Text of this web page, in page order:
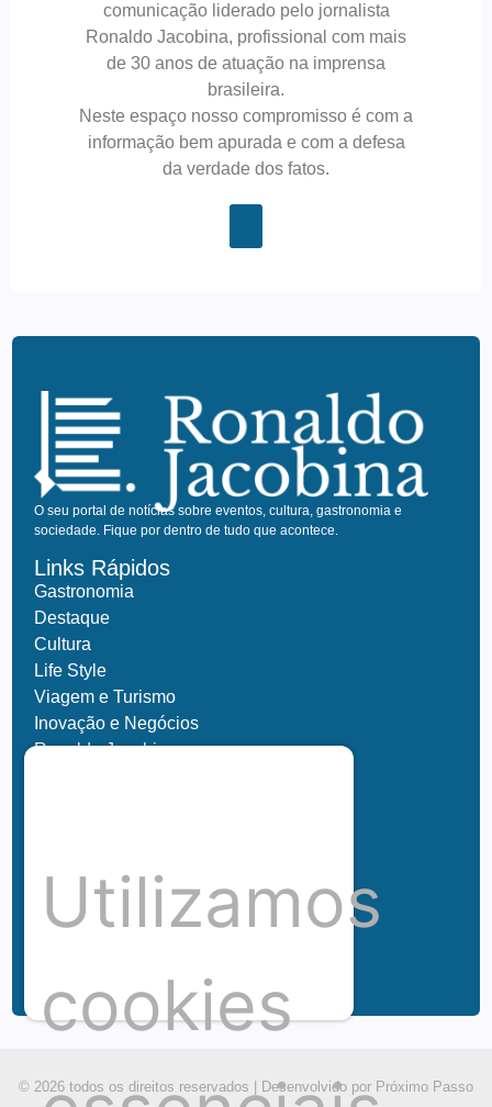
comunicação liderado pelo jornalista
Ronaldo Jacobina, profissional com mais
de 30 anos de atuação na imprensa
brasileira.
Neste espaço nosso compromisso é com a
informação bem apurada e com a defesa
da verdade dos fatos.
O seu portal de notícias sobre eventos, cultura, gastronomia e
sociedade. Fique por dentro de tudo que acontece.
Links Rápidos
Gastronomia
Destaque
Cultura
Life Style
Viagem e Turismo
Inovação e Negócios
Ronaldo Jacobina
Hubnexxo
Redes
© 2026 todos os direitos reservados | Desenvolvido por Próximo Passo
Utilizamos
cookies